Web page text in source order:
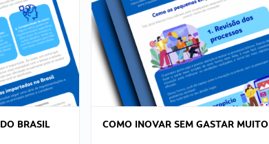
BRASIL COMO INOVAR SEM GASTAR MUITO